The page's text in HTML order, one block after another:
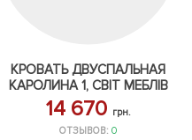
КРОВАТЬ ДВУСПАЛЬНАЯ
КАРОЛИНА 1, СВІТ МЕБЛІВ
14 670 грн.
ОТЗЫВОВ:0